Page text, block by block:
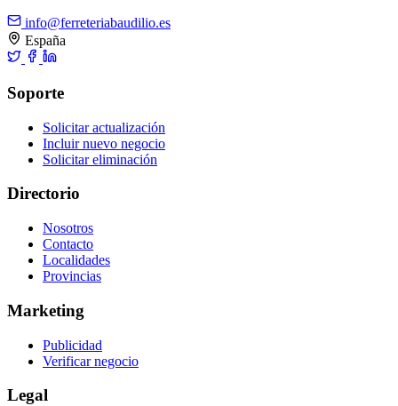
info@ferreteriabaudilio.es
España
Soporte
Solicitar actualización
Incluir nuevo negocio
Solicitar eliminación
Directorio
Nosotros
Contacto
Localidades
Provincias
Marketing
Publicidad
Verificar negocio
Legal